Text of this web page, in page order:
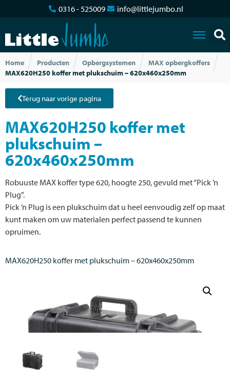
0316 - 525009 info@littlejumbo.nl
Home Producten Opbergsystemen
MAX opbergkoffers
MAX620H250 koffer met plukschuim – 620x460x250mm
Terug naar vorige pagina
MAX620H250 koffer met
plukschuim –
620x460x250mm
Robuuste MAX koffer type 620, hoogte 250, gevuld met “Pick ’n
Plug”.
Pick ’n Plug is een plukschuim dat u heel eenvoudig zelf op maat
kunt maken om uw materialen perfect passend te kunnen
opruimen.
MAX620H250 koffer met plukschuim – 620x460x250mm